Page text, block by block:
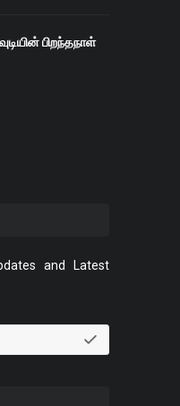
பிறந்தநாள்
and Latest